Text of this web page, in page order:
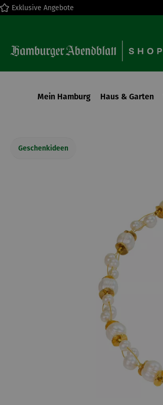
Zur Hauptnavigation springen
Exklusive Angebote
Mein Hamburg Haus & Garten
Geschenkideen